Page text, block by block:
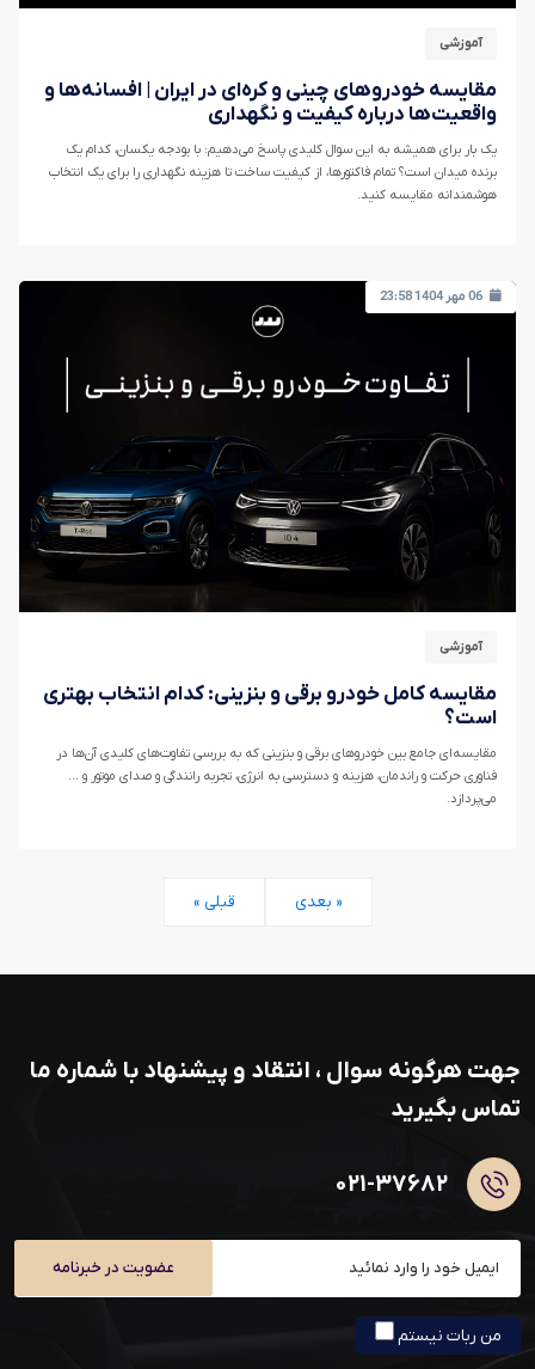
آموزشی
مقایسه خودروهای چینی و کره‌ای در ایران | افسانه‌ها و
واقعیت‌ها درباره کیفیت و نگهداری
یک بار برای همیشه به این سوال کلیدی پاسخ می‌دهیم: با بودجه یکسان، کدام یک
برنده میدان است؟ تمام فاکتورها، از کیفیت ساخت تا هزینه نگهداری را برای یک انتخاب
هوشمندانه مقایسه کنید.
آموزشی
مقایسه کامل خودرو برقی و بنزینی: کدام انتخاب بهتری
است؟
مقایسه‌ای جامع بین خودروهای برقی و بنزینی که به بررسی تفاوت‌های کلیدی آن‌ها در
فناوری حرکت و راندمان، هزینه و دسترسی به انرژی، تجربه رانندگی و صدای موتور و ...
می‌پردازد.
« قبلی بعدی »
جهت هرگونه سوال ، انتقاد و پیشنهاد با شماره ما
تماس بگیرید
۰۲۱-۳۷۶۸۲
عضویت در خبرنامه
من ربات نیستم